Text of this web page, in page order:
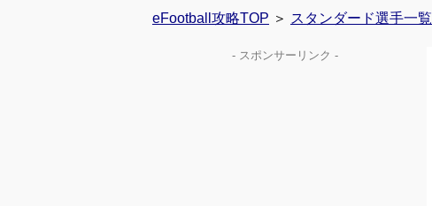
eFootball攻略TOP ＞ スタンダード選手一覧
- スポンサーリンク -